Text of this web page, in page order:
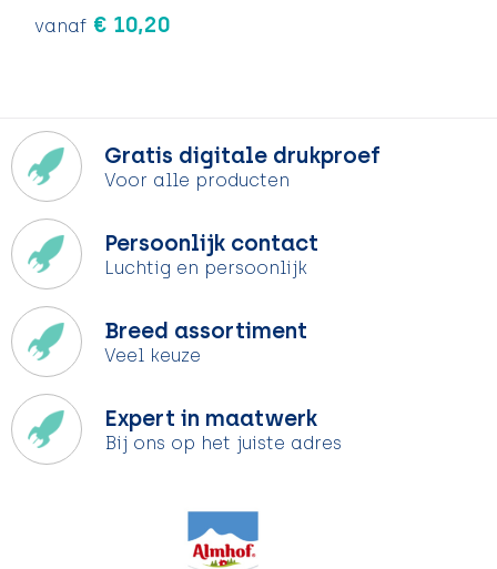
vanaf € 10,20
Gratis digitale drukproef
Voor alle producten
Persoonlijk contact
Luchtig en persoonlijk
Breed assortiment
Veel keuze
Expert in maatwerk
Bij ons op het juiste adres